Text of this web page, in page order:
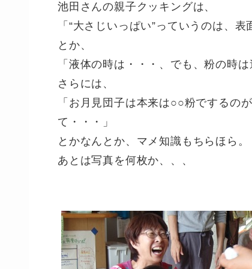
池田さんの親子クッキングは、
「“大さじいっぱい”っていうのは、
とか、
「液体の時は・・・、でも、粉の時は
さらには、
「お月見団子は本来は○○粉でする
て・・・」
とかなんとか、マメ知識もちらほら。
あとは写真を何枚か、、、